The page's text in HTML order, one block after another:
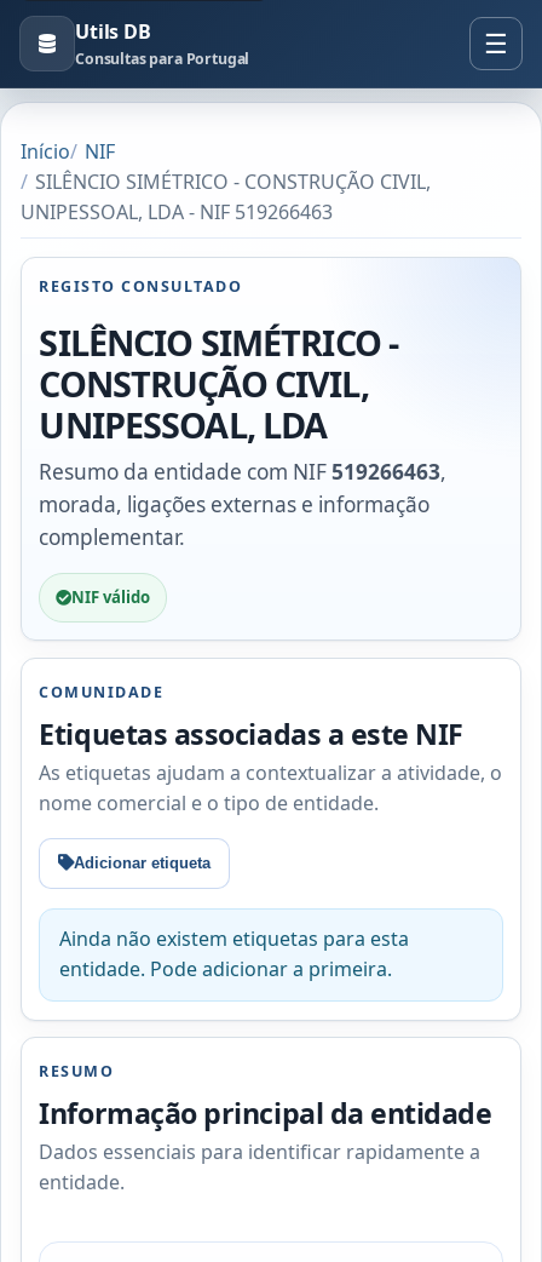
Utils DB
Consultas para Portugal
Início
NIF
SILÊNCIO SIMÉTRICO - CONSTRUÇÃO CIVIL,
UNIPESSOAL, LDA - NIF 519266463
REGISTO CONSULTADO
SILÊNCIO SIMÉTRICO -
CONSTRUÇÃO CIVIL,
UNIPESSOAL, LDA
Resumo da entidade com NIF519266463,
morada, ligações externas e informação
complementar.
NIF válido
COMUNIDADE
Etiquetas associadas a este NIF
As etiquetas ajudam a contextualizar a atividade, o
nome comercial e o tipo de entidade.
Adicionar etiqueta
Ainda não existem etiquetas para esta
entidade. Pode adicionar a primeira.
RESUMO
Informação principal da entidade
Dados essenciais para identificar rapidamente a
entidade.